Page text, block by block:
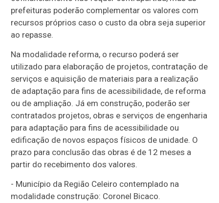
prefeituras poderão complementar os valores com
recursos próprios caso o custo da obra seja superior
ao repasse.
Na modalidade reforma, o recurso poderá ser
utilizado para elaboração de projetos, contratação de
serviços e aquisição de materiais para a realização
de adaptação para fins de acessibilidade, de reforma
ou de ampliação. Já em construção, poderão ser
contratados projetos, obras e serviços de engenharia
para adaptação para fins de acessibilidade ou
edificação de novos espaços físicos de unidade. O
prazo para conclusão das obras é de 12 meses a
partir do recebimento dos valores.
- Município da Região Celeiro contemplado na
modalidade construção: Coronel Bicaco.